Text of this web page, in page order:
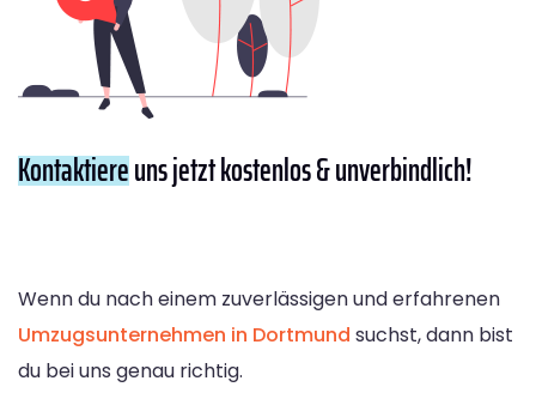
Kontaktiereuns jetzt kostenlos & unverbindlich!
Wenn du nach einem zuverlässigen und erfahrenen
Umzugsunternehmen in Dortmund suchst, dann bist
du bei uns genau richtig.